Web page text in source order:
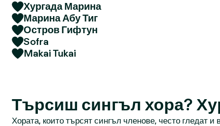
Хургада Марина
Марина Абу Тиг
Остров Гифтун
Sofra
Makai Tukai
Търсиш сингъл хора?
Хората, които търсят сингъл членове, често гледат и